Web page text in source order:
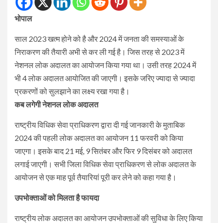
भोपाल
साल 2023 खत्म होने को है और 2024 में जनता की समस्याओं के
निराकरण की तैयारी अभी से कर ली गई है। जिस तरह से 2023 में
नेशनल लोक अदालत का आयोजन किया गया था। उसी तरह 2024 में
भी 4 लोक अदालत आयोजित की जाएगी। इसके जरिए ज्यादा से ज्यादा
प्रकरणों को सुलझाने का लक्ष्य रखा गया है।
कब लगेगी नेशनल लोक अदालत
राष्ट्रीय विधिक सेवा प्राधिकरण द्वारा दी गई जानकारी के मुताबिक
2024 की पहली लोक अदालत का आयोजन 11 फरवरी को किया
जाएगा। इसके बाद 21 मई, 9 सितंबर और फिर 9 दिसंबर को अदालत
लगाई जाएगी। सभी जिला विधिक सेवा प्राधिकरण से लोक अदालत के
आयोजन से एक माह पूर्व तैयारियां पूरी कर लेने को कहा गया है।
उपभोक्ताओं को मिलता है फायदा
राष्ट्रीय लोक अदालत का आयोजन उपभोक्ताओं की सुविधा के लिए किया